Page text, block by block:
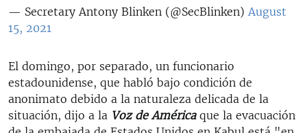
— Secretary Antony Blinken (@SecBlinken) August
15, 2021
El domingo, por separado, un funcionario
estadounidense, que habló bajo condición de
anonimato debido a la naturaleza delicada de la
situación, dijo a la Voz de Américaque la evacuación